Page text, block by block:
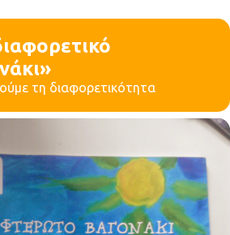
τη διαφορετικότητα